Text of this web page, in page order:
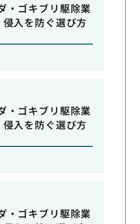
・ゴキブリ駆除業
入を防ぐ選び方
・ゴキブリ駆除業
入を防ぐ選び方
・ゴキブリ駆除業